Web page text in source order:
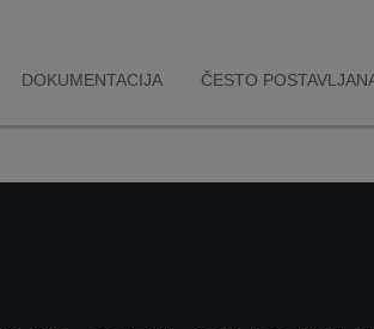
DOKUMENTACIJA ČESTO